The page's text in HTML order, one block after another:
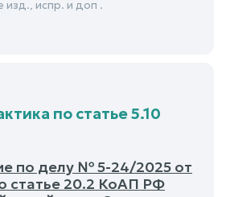
изд., испр. и доп .
по статье 5.10
по делу № 5-24/2025 от
статье 20.2 КоАП РФ